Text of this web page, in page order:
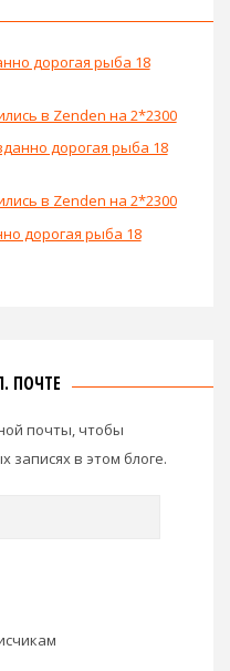
дорогая рыба 18
в Zenden на 2*2300
дорогая рыба 18
в Zenden на 2*2300
дорогая рыба 18
ПОЧТЕ
почты, чтобы
записях в этом блоге.